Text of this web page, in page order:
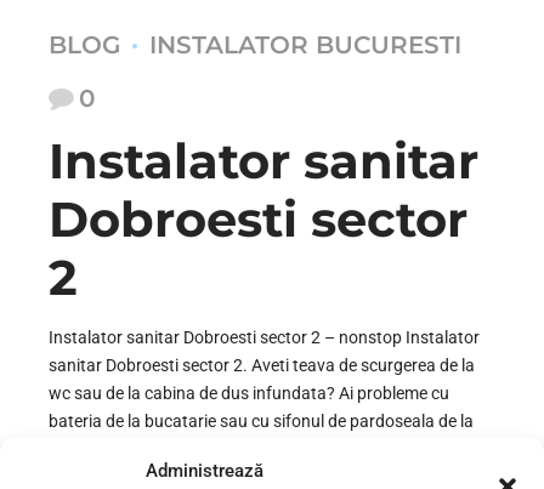
Administrează
BLOG
INSTALATOR BUCURESTI
0
Instalator sanitar
Dobroesti sector
2
Instalator sanitar Dobroesti sector 2 – nonstop Instalator
sanitar Dobroesti sector 2. Aveti teava de scurgerea de la
wc sau de la cabina de dus infundata? Ai probleme cu
bateria de la bucatarie sau cu sifonul de pardoseala de la
Vrei sa montezi un...